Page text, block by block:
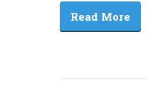
Read More